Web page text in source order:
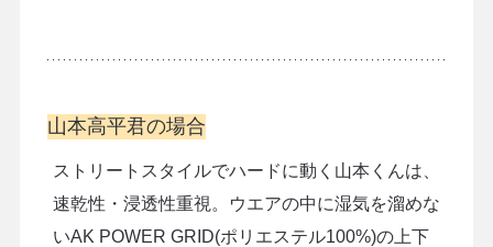
山本高平君の場合
ストリートスタイルでハードに動く山本くんは、
速乾性・浸透性重視。ウエアの中に湿気を溜めな
いAK POWER GRID(ポリエステル100%)の上下